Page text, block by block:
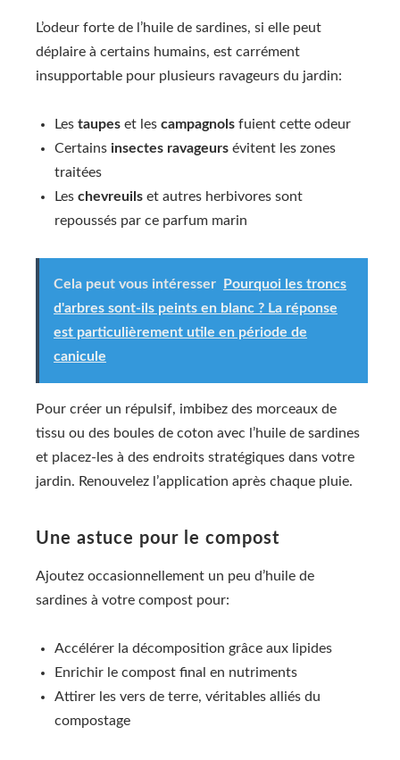
L’odeur forte de l’huile de sardines, si elle peut
déplaire à certains humains, est carrément
insupportable pour plusieurs ravageurs du jardin:
Les taupes et les campagnols fuient cette odeur
Certains insectes ravageurs évitent les zones
traitées
Les chevreuils et autres herbivores sont
repoussés par ce parfum marin
Cela peut vous intéresser
Pourquoi les troncs
d'arbres sont-ils peints en blanc ? La réponse
est particulièrement utile en période de
canicule
Pour créer un répulsif, imbibez des morceaux de
tissu ou des boules de coton avec l’huile de sardines
et placez-les à des endroits stratégiques dans votre
jardin. Renouvelez l’application après chaque pluie.
Une astuce pour le compost
Ajoutez occasionnellement un peu d’huile de
sardines à votre compost pour:
Accélérer la décomposition grâce aux lipides
Enrichir le compost final en nutriments
Attirer les vers de terre, véritables alliés du
compostage